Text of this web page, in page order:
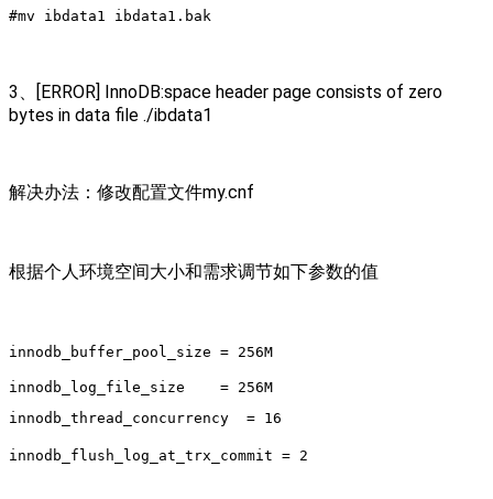
#mv ibdata1 ibdata1.bak
3、[ERROR] InnoDB:space header page consists of zero
bytes in data file ./ibdata1
解决办法：修改配置文件my.cnf
根据个人环境空间大小和需求调节如下参数的值
innodb_buffer_pool_size = 256M
innodb_log_file_size = 256M
innodb_thread_concurrency = 16
innodb_flush_log_at_trx_commit = 2